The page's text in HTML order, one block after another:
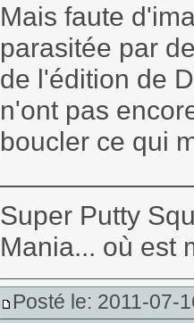
Mais faute
parasitée par
de l'édition de
n'ont pas
boucler ce qui
Super Putty
Mania... où est
Posté le: 2011-07-